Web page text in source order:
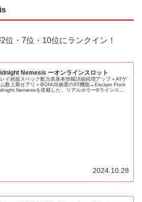
位・7位・10位にランクイン！
Nemesis ーオンラインスロット
イ画面スペック配当表基本情報詳細純増アップ＋ATゲ
数上乗せアリ＋BONUS抽選のAT機能→Escape From
Nemesisを搭載した、リアルホラー8ラインスロ
2024.10.28